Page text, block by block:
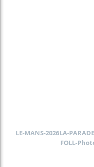
LE-MANS-2026LA-
FOLL-